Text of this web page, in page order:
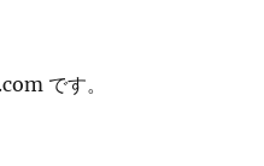
です。